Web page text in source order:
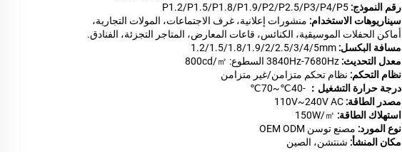
رقم النموذج: P1.2/P1.5/P1.8/P1.9/P2/P2.5/P3/P4/P5
سيناريوهات الاستخدام: منشورات إعلانية، غرف الاجتماعات، المولات التجارية،
أماكن الحفلات الموسيقية، الكنائس، قاعات المعارض، المتاجر التجزئة، الفنادق.
مسافة البكسل: 1.2/1.5/1.8/1.9/2/2.5/3/4/5mm
معدل التحديث: 3840Hz-7680Hz السطوع: 800cd/㎡
نظام التحكم: نظام تحكم متزامن/غير متزامن
درجة حرارة التشغيل： -40℃~70℃
مصدر الطاقة: 110V~240V AC
استهلاك الطاقة: 150W/㎡
نوع المورد: مصنع توسن OEM ODM
مكان المنشأ: شنتشن، الصين